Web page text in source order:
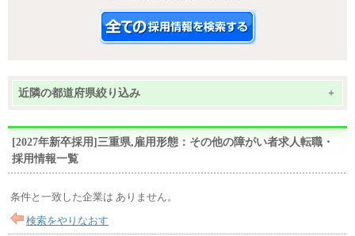
近隣の都道府県絞り込み +
[2027年新卒採用]三重県,雇用形態：その他の障がい者求人転職・
採用情報一覧
条件と一致した企業は ありません。
検索をやりなおす